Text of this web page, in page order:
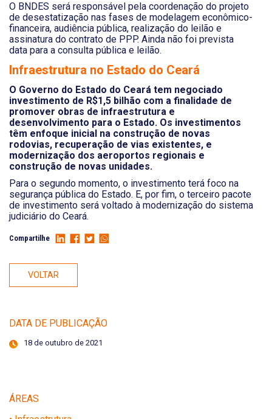
O BNDES será responsável pela coordenação do projeto
de desestatização nas fases de modelagem econômico-
financeira, audiência pública, realização do leilão e
assinatura do contrato de PPP. Ainda não foi prevista
data para a consulta pública e leilão.
Infraestrutura no Estado do Ceará
O Governo do Estado do Ceará tem negociado
investimento de R$1,5 bilhão com a finalidade de
promover obras de infraestrutura e
desenvolvimento para o Estado. Os investimentos
têm enfoque inicial na construção de novas
rodovias, recuperação de vias existentes, e
modernização dos aeroportos regionais e
construção de novas unidades.
Para o segundo momento, o investimento terá foco na
segurança pública do Estado. E, por fim, o terceiro pacote
de investimento será voltado à modernização do sistema
judiciário do Ceará.
Compartilhe
VOLTAR
DATA DE PUBLICAÇÃO
18 de outubro de 2021
ÁREAS